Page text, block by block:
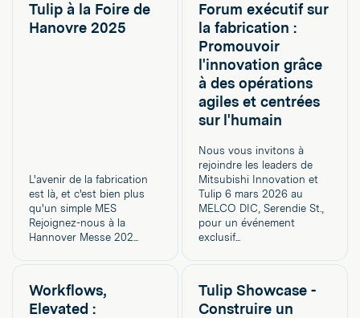
Tulip à la Foire de
Hanovre 2025
L'avenir de la fabrication
est là, et c'est bien plus
qu'un simple MES
Rejoignez-nous à la
Hannover Messe 202...
Forum exécutif sur
la fabrication :
Promouvoir
l'innovation grâce
à des opérations
agiles et centrées
sur l'humain
Nous vous invitons à
rejoindre les leaders de
Mitsubishi Innovation et
Tulip 6 mars 2026 au
MELCO DIC, Serendie St.,
pour un événement
exclusif...
Workflows,
Elevated :
Tulip Showcase -
Construire un